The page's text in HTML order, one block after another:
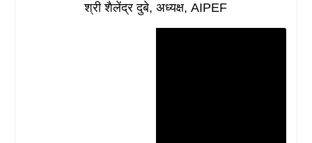
श्री शैलेंद्र दुबे, अध्यक्ष, AIPEF